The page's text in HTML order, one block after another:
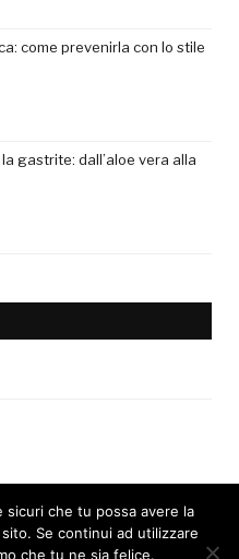
come prevenirla con lo stile
gastrite: dall’aloe vera alla
sicuri che tu possa avere la
Se continui ad utilizzare
che tu ne sia felice.